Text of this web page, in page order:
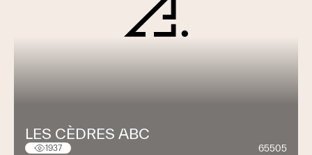
Genève (FTI), et dont le dynamisme et le prestige lui
vaut, selon la presse, le surnom de « Plan-les-Watches".
LES CÈDRES ABC
1937 65505